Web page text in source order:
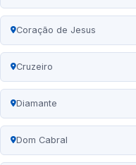
Coração de Jesus
Cruzeiro
Diamante
Dom Cabral